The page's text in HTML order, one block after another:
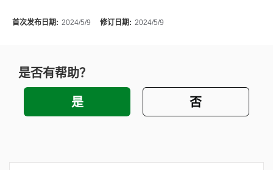
首次发布日期: 2024/5/9 修订日期: 2024/5/9
是否有帮助？